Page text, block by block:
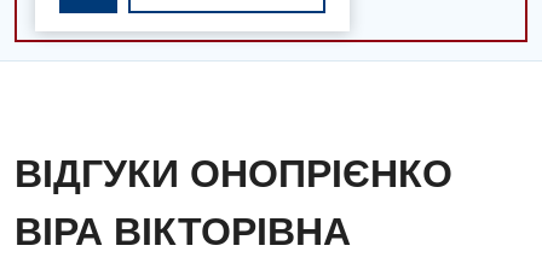
Консультації -30%
ВІДГУКИ ОНОПРІЄНКО
ВІРА ВІКТОРІВНА